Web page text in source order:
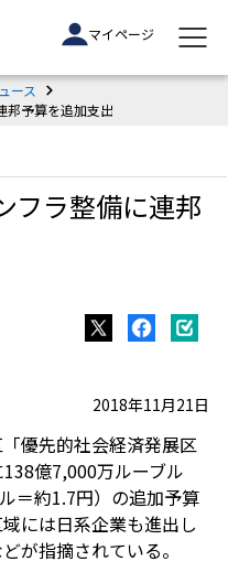
マイページ
ース
邦予算を追加支出
フラ整備に連邦
2018年11月21日
優先的社会経済発展区
億7,000万ルーブル
＝約1.7円）の追加予算
には日系企業も進出し
が指摘されている。